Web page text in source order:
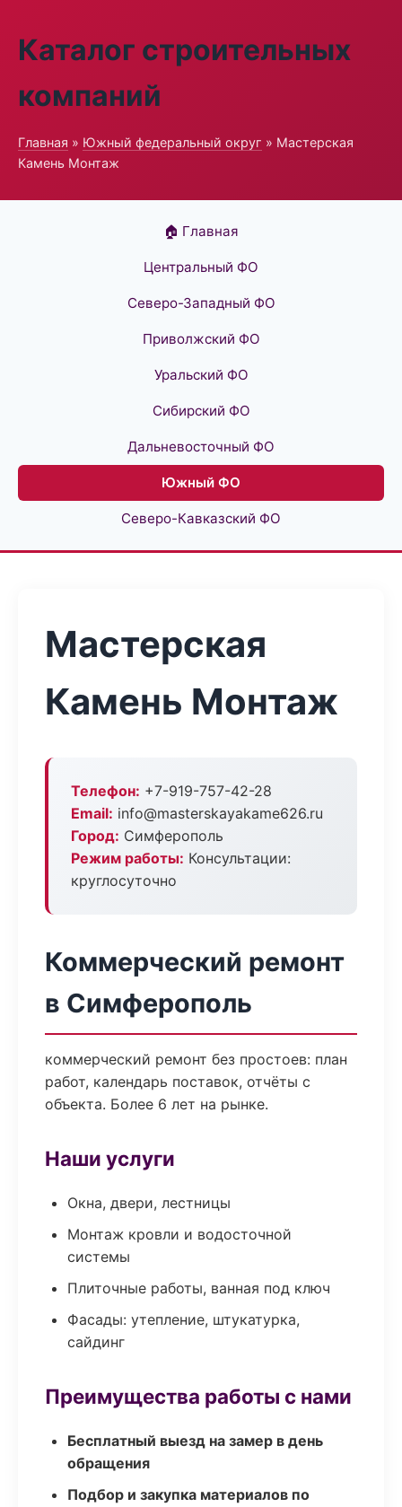
Каталог строительных
компаний
Главная » Южный федеральный округ » Мастерская
Камень Монтаж
🏠 Главная
Центральный ФО
Северо-Западный ФО
Приволжский ФО
Уральский ФО
Сибирский ФО
Дальневосточный ФО
Южный ФО
Северо-Кавказский ФО
Мастерская
Камень Монтаж
Телефон: +7-919-757-42-28
Email: info@masterskayakame626.ru
Город: Симферополь
Режим работы: Консультации:
круглосуточно
Коммерческий ремонт
в Симферополь
коммерческий ремонт без простоев: план
работ, календарь поставок, отчёты с
объекта. Более 6 лет на рынке.
Наши услуги
Окна, двери, лестницы
Монтаж кровли и водосточной
системы
Плиточные работы, ванная под ключ
Фасады: утепление, штукатурка,
сайдинг
Преимущества работы с нами
Бесплатный выезд на замер в день
обращения
Подбор и закупка материалов по